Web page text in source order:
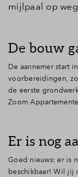
mijlpaal op
De bouw
De aannemer start
voorbereidingen,
de eerste
Zoom
Er is nog
Goed nieuws: er is
beschikbaar! Wil jij